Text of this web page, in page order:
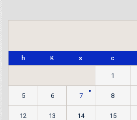
h K s c
1
5 6 7 8
12 13 14 15